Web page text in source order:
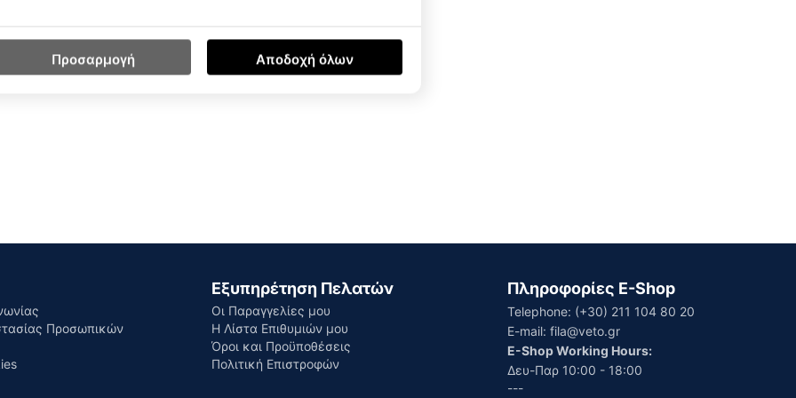
Προσωπικών
Εξυπηρέτηση Πελατών
Οι Παραγγελίες μου
Η Λίστα Επιθυμιών μου
Όροι και Προϋποθέσεις
Πολιτική Επιστροφών
Πληροφορίες E-Shop
Telephone: (+30) 211 104 80 20
E-mail: fila@veto.gr
E-Shop Working Hours:
Δευ-Παρ 10:00 - 18:00
---
Προσαρμογή Αποδοχή όλων